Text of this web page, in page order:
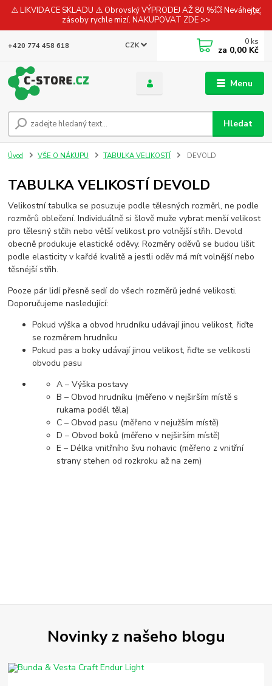
⚠️ LIKVIDACE SKLADU ⚠️ Obrovský VÝPRODEJ AŽ 80 %💥 Neváhejte,
zásoby rychle mizí. NAKUPOVAT ZDE >>
Menu
CZK
Hledat
+420 774 458 618 0 ks
za 0,00 Kč
Úvod VŠE O NÁKUPU TABULKA VELIKOSTÍ DEVOLD
TABULKA VELIKOSTÍ DEVOLD
Velikostní tabulka se posuzuje podle tělesných rozměrl, ne podle
rozměrů oblečení. Individuálně si šlově muže vybrat menší velikost
pro tělesný stčih nebo větší velikost pro volnější střih. Devold
obecně produkuje elastické oděvy. Rozměry oděvů se budou lišit
podle elasticity v kařdé kvalitě a jestli oděv má mít volnější nebo
těsnéjší střih.
Pooze pár lidí přesně sedí do všech rozměrů jedné velikosti.
Doporučujeme nasledující:
Pokud výška a obvod hrudníku udávají jinou velikost, řiďte
se rozměrem hrudníku
Pokud pas a boky udávají jinou velikost, řiďte se velikosti
obvodu pasu
A – Výška postavy
B – Obvod hrudníku (měřeno v nejširším místě s
rukama podél těla)
C – Obvod pasu (měřeno v nejužším místě)
D – Obvod boků (měřeno v nejširším místě)
E – Délka vnitřního švu nohavic (měřeno z vnitřní
strany stehen od rozkroku až na zem)
Novinky z našeho blogu